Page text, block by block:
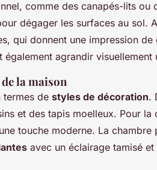
comme des canapés-lits ou
dégager les surfaces au sol.
qui donnent une impression de
agrandir visuellement
la maison
termes de styles de décoration.
et des tapis moelleux. Pour la
touche moderne. La chambre
avec un éclairage tamisé